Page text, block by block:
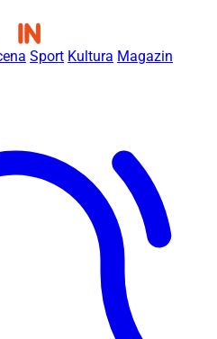
Sport Kultura Magazin